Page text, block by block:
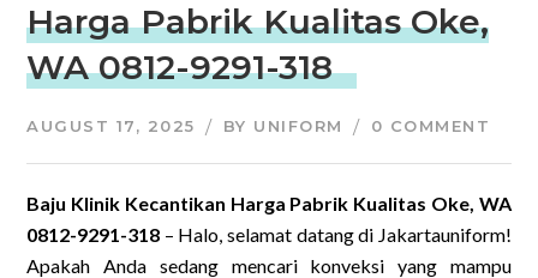
Harga Pabrik Kualitas Oke,
WA 0812-9291-318
AUGUST 17, 2025 BY UNIFORM 0 COMMENT
Baju Klinik Kecantikan Harga Pabrik Kualitas Oke, WA
0812-9291-318 – Halo, selamat datang di Jakartauniform!
Apakah Anda sedang mencari konveksi yang mampu